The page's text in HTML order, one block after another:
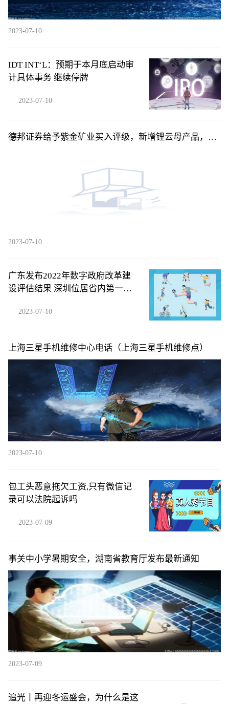
2023-07-10
IDT INT‘L：预期于本月底启动审
计具体事务 继续停牌
2023-07-10
德邦证券给予紫金矿业买入评级，新增锂云母产品，产
2023-07-10
广东发布2022年数字政府改革建
设评估结果 深圳位居省内第一梯
2023-07-10
上海三星手机维修中心电话（上海三星手机维修点）
2023-07-10
包工头恶意拖欠工资,只有微信记
录可以法院起诉吗
2023-07-09
事关中小学暑期安全，湖南省教育厅发布最新通知
2023-07-09
追光丨再迎冬运盛会，为什么是这